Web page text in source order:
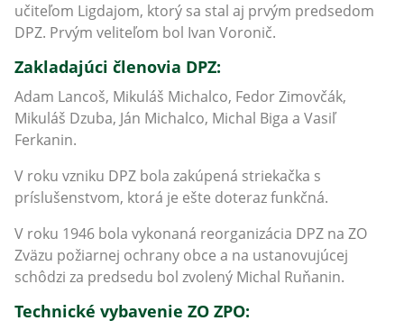
učiteľom Ligdajom, ktorý sa stal aj prvým predsedom
DPZ. Prvým veliteľom bol Ivan Voronič.
Zakladajúci členovia DPZ:
Adam Lancoš, Mikuláš Michalco, Fedor Zimovčák,
Mikuláš Dzuba, Ján Michalco, Michal Biga a Vasiľ
Ferkanin.
V roku vzniku DPZ bola zakúpená striekačka s
príslušenstvom, ktorá je ešte doteraz funkčná.
V roku 1946 bola vykonaná reorganizácia DPZ na ZO
Zväzu požiarnej ochrany obce a na ustanovujúcej
schôdzi za predsedu bol zvolený Michal Ruňanin.
Technické vybavenie​​​​​​​ ZO ZPO: